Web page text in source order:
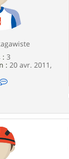
a
n
t
l
l
o
: 3
: 20 avr. 2011,
a
c
t
e
r
p